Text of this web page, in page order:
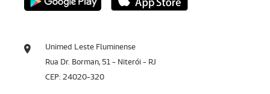
Unimed Leste Fluminense
Rua Dr. Borman, 51 - Niterói - RJ
CEP: 24020-320